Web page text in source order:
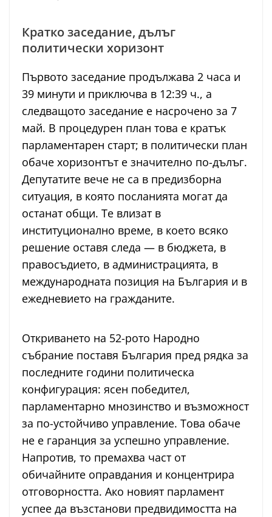
Кратко заседание, дълъг
политически хоризонт
Първото заседание продължава 2 часа и
39 минути и приключва в 12:39 ч., а
следващото заседание е насрочено за 7
май. В процедурен план това е кратък
парламентарен старт; в политически план
обаче хоризонтът е значително по-дълъг.
Депутатите вече не са в предизборна
ситуация, в която посланията могат да
останат общи. Те влизат в
институционално време, в което всяко
решение оставя следа — в бюджета, в
правосъдието, в администрацията, в
международната позиция на България и в
ежедневието на гражданите.
Откриването на 52-рото Народно
събрание поставя България пред рядка за
последните години политическа
конфигурация: ясен победител,
парламентарно мнозинство и възможност
за по-устойчиво управление. Това обаче
не е гаранция за успешно управление.
Напротив, то премахва част от
обичайните оправдания и концентрира
отговорността. Ако новият парламент
успее да възстанови предвидимостта на